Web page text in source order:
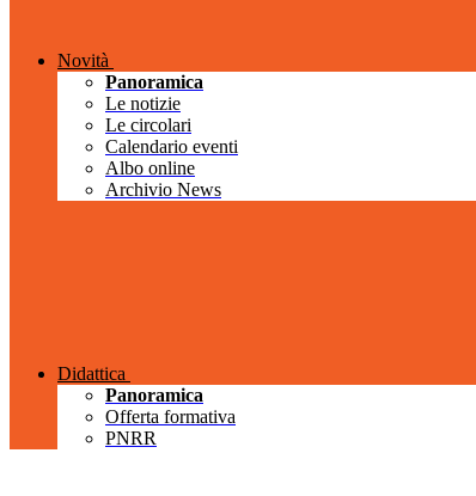
Novità
Panoramica
Le notizie
Le circolari
Calendario eventi
Albo online
Archivio News
Didattica
Panoramica
Offerta formativa
PNRR